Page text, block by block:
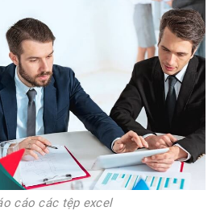
cáo các tệp excel